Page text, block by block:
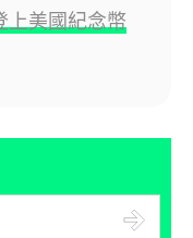
上美國紀念幣